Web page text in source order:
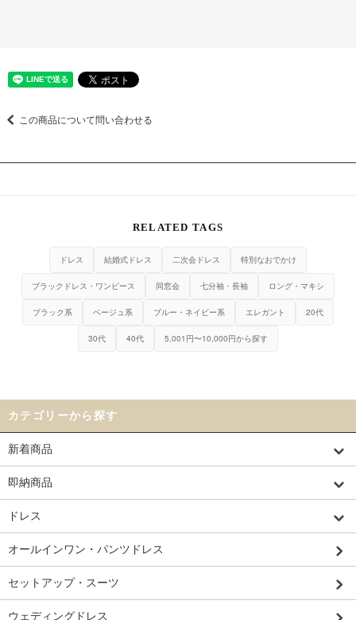
この商品について問い合わせる
RELATED TAGS
ドレス 結婚式ドレス 二次会ドレス 特別なおでかけ
ブラックドレス・ワンピース 同窓会 七分袖・長袖 ロング・マキシ
ブラック系 ベージュ系 ブルー・ネイビー系 エレガント 20代
30代 40代 5,001円〜10,000円から探す
カテゴリーから探す
新着商品
即納商品
ドレス
オールインワン・パンツドレス
セットアップ・スーツ
ウェディングドレス